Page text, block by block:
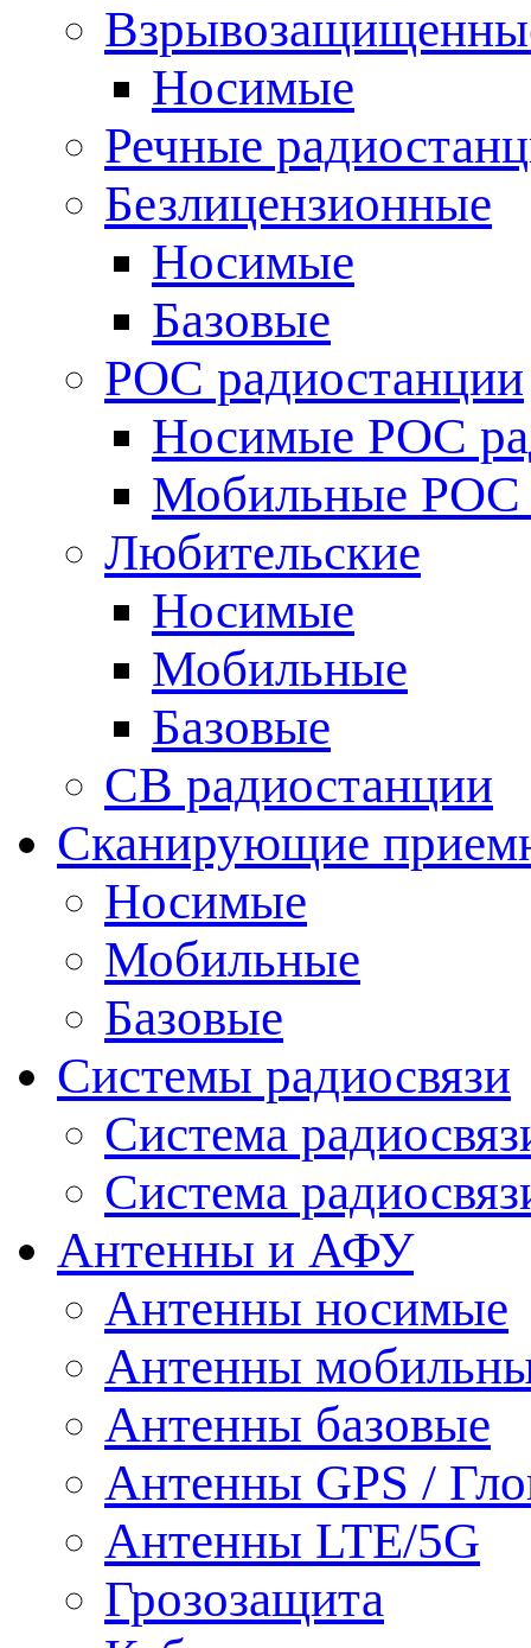
Носимые
Речные
Безлицензионные
Носимые
Базовые
POC радиостанции
Носимые POC
Мобильные POC
Любительские
Носимые
Мобильные
Базовые
CB радиостанции
Сканирующие
Носимые
Мобильные
Базовые
Системы радиосвязи
Система
Система
Антенны и АФУ
Антенны носимые
Антенны
Антенны базовые
Антенны GPS /
Антенны LTE/5G
Грозозащита